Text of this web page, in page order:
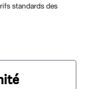
standards des